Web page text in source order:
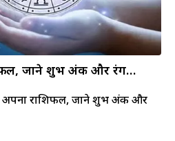
जाने शुभ अंक और रंग…
राशिफल, जाने शुभ अंक और